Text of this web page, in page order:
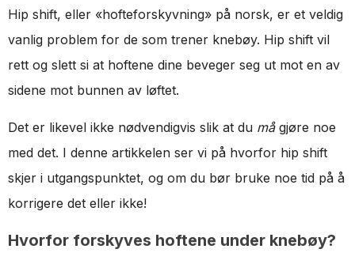
Hip shift, eller «hofteforskyvning» på norsk, er et veldig
vanlig problem for de som trener knebøy. Hip shift vil
rett og slett si at hoftene dine beveger seg ut mot en av
sidene mot bunnen av løftet.
Det er likevel ikke nødvendigvis slik at du må gjøre noe
med det. I denne artikkelen ser vi på hvorfor hip shift
skjer i utgangspunktet, og om du bør bruke noe tid på å
korrigere det eller ikke!
Hvorfor forskyves hoftene under knebøy?